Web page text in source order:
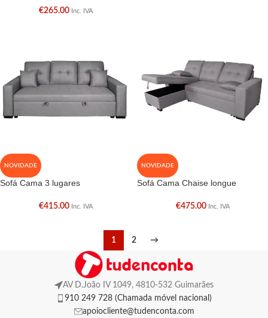
€265.00 Inc. IVA
NOVIDADE
Sofá Cama 3 lugares
€415.00 Inc. IVA
NOVIDADE
Sofá Cama Chaise longue
€475.00 Inc. IVA
1 2 →
AV D.João IV 1049, 4810-532 Guimarães
910 249 728 (Chamada móvel nacional)
apoiocliente@tudenconta.com